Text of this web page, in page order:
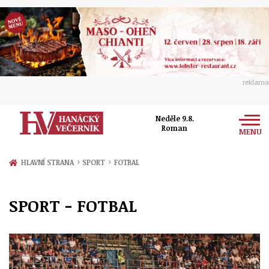
reklama
Neděle 9.8.
Roman
MENU
Zprávy
Přerov
Politika
Ekonomika
Kultura
Hudba
Společnost
Ženy
Sport
HLAVNÍ STRANA › SPORT › FOTBAL
SPORT - FOTBAL